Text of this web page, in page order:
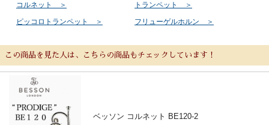
コルネット ＞
トランペット ＞
ピッコロトランペット ＞
フリューゲルホルン ＞
この商品を見た人は、こちらの商品もチェックしています！
ベッソン コルネット BE120-2